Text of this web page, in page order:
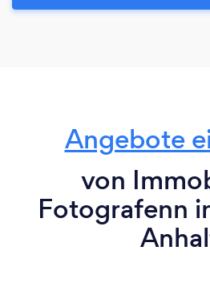
Angebote
von
Fotografenn